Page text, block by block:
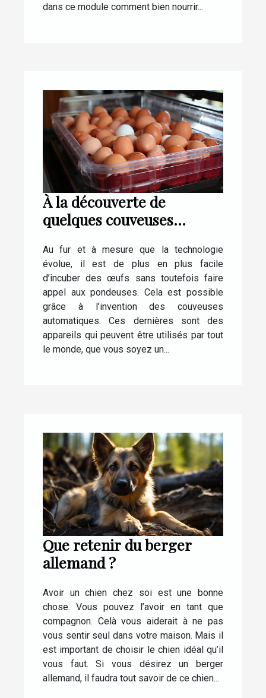
dans ce module comment bien nourrir...
À la découverte de
quelques couveuses
de poule
Au fur et à mesure que la technologie
évolue, il est de plus en plus facile
d’incuber des œufs sans toutefois faire
appel aux pondeuses. Cela est possible
grâce à l’invention des couveuses
automatiques. Ces dernières sont des
appareils qui peuvent être utilisés par tout
le monde, que vous soyez un...
Que retenir du berger
allemand ?
Avoir un chien chez soi est une bonne
chose. Vous pouvez l’avoir en tant que
compagnon. Celà vous aiderait à ne pas
vous sentir seul dans votre maison. Mais il
est important de choisir le chien idéal qu’il
vous faut. Si vous désirez un berger
allemand, il faudra tout savoir de ce chien...